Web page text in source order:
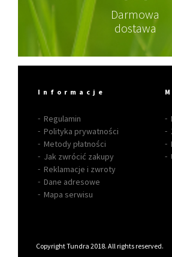
Darmowa
dostawa
Informacje
Regulamin
Polityka prywatności
Metody płatności
Jak zwrócić zakupy
Reklamacje i zwroty
Dane adresowe
Mapa serwisu
Copyright Tundra 2018. All rights reserved.